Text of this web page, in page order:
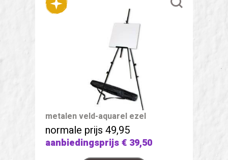
metalen veld-aquarel ezel
normale prijs 49,95
aanbiedingsprijs€ 39,50